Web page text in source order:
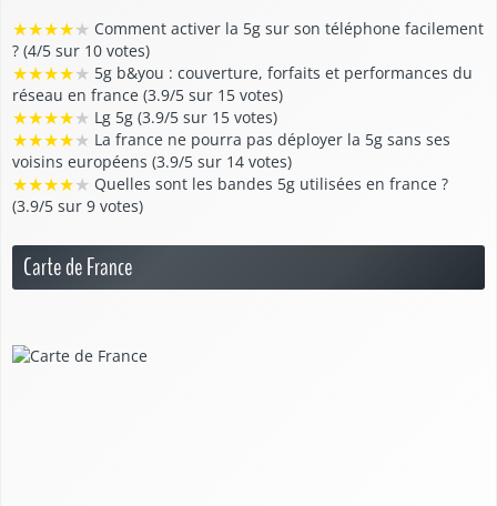
★★★★★ Comment activer la 5g sur son téléphone facilement
? (4/5 sur 10 votes)
★★★★★ 5g b&you : couverture, forfaits et performances du
réseau en france (3.9/5 sur 15 votes)
★★★★★ Lg 5g (3.9/5 sur 15 votes)
★★★★★ La france ne pourra pas déployer la 5g sans ses
voisins européens (3.9/5 sur 14 votes)
★★★★★ Quelles sont les bandes 5g utilisées en france ?
(3.9/5 sur 9 votes)
Carte de France